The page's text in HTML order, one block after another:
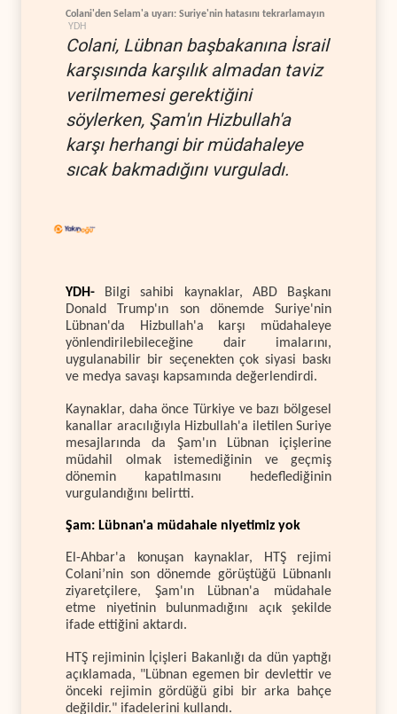
Colani'den Selam'a uyarı: Suriye'nin hatasını tekrarlamayın
YDH
Colani, Lübnan başbakanına İsrail
karşısında karşılık almadan taviz
verilmemesi gerektiğini
söylerken, Şam'ın Hizbullah'a
karşı herhangi bir müdahaleye
sıcak bakmadığını vurguladı.
YDH- Bilgi sahibi kaynaklar, ABD Başkanı
Donald Trump'ın son dönemde Suriye'nin
Lübnan'da Hizbullah'a karşı müdahaleye
yönlendirilebileceğine dair imalarını,
uygulanabilir bir seçenekten çok siyasi baskı
ve medya savaşı kapsamında değerlendirdi.
Kaynaklar, daha önce Türkiye ve bazı bölgesel
kanallar aracılığıyla Hizbullah'a iletilen Suriye
mesajlarında da Şam'ın Lübnan içişlerine
müdahil olmak istemediğinin ve geçmiş
dönemin kapatılmasını hedeflediğinin
vurgulandığını belirtti.
Şam: Lübnan'a müdahale niyetimiz yok
El-Ahbar'a konuşan kaynaklar, HTŞ rejimi
Colani’nin son dönemde görüştüğü Lübnanlı
ziyaretçilere, Şam'ın Lübnan'a müdahale
etme niyetinin bulunmadığını açık şekilde
ifade ettiğini aktardı.
HTŞ rejiminin İçişleri Bakanlığı da dün yaptığı
açıklamada, "Lübnan egemen bir devlettir ve
önceki rejimin gördüğü gibi bir arka bahçe
değildir." ifadelerini kullandı.